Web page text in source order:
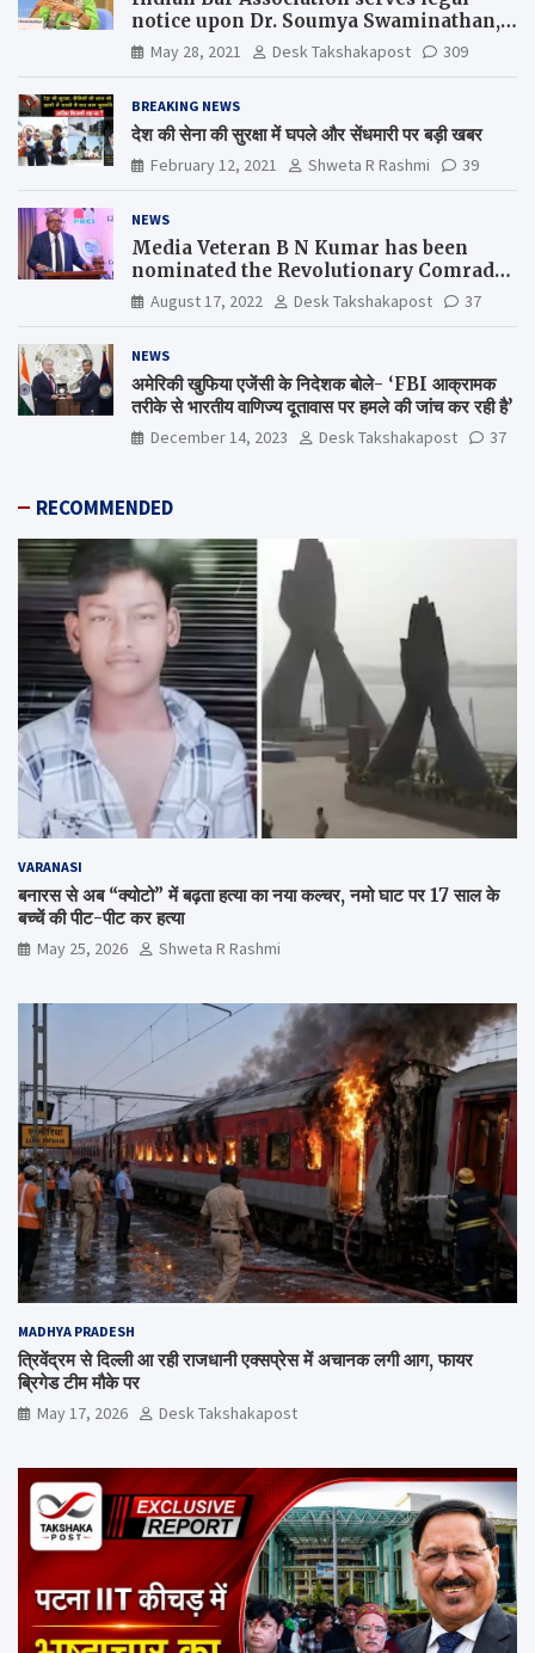
notice upon Dr. Soumya Swaminathan,
the Chief Scientist, WHO
May 28, 2021 Desk Takshakapost 309
BREAKING NEWS
देश की सेना की सुरक्षा में घपले और सेंधमारी पर बड़ी खबर
February 12, 2021 Shweta R Rashmi 39
NEWS
Media Veteran B N Kumar has been
nominated the Revolutionary Comrade
Shiv Varma Media Award 2022-23
August 17, 2022 Desk Takshakapost 37
NEWS
अमेरिकी खुफिया एजेंसी के निदेशक बोले- ‘FBI आक्रामक
तरीके से भारतीय वाणिज्य दूतावास पर हमले की जांच कर रही है’
December 14, 2023 Desk Takshakapost 37
RECOMMENDED
VARANASI
बनारस से अब “क्योटो” में बढ़ता हत्या का नया कल्चर, नमो घाट पर 17 साल के
बच्चें की पीट-पीट कर हत्या
May 25, 2026 Shweta R Rashmi
MADHYA PRADESH
त्रिवेंद्रम से दिल्ली आ रही राजधानी एक्सप्रेस में अचानक लगी आग, फायर
ब्रिगेड टीम मौके पर
May 17, 2026 Desk Takshakapost